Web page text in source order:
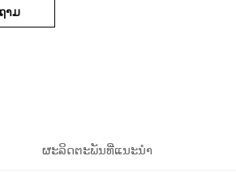
າມ
ຜະລິດຕະພັນທີ່ແນະນຳ